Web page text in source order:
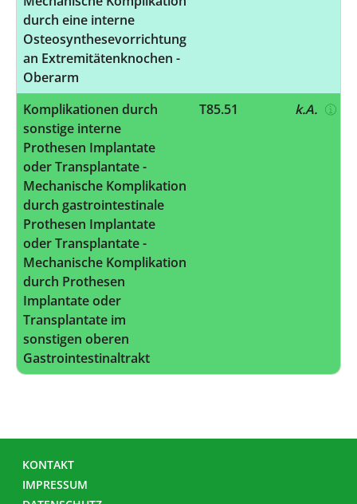
durch eine interne
Osteosynthesevorrichtung
an Extremitätenknochen -
Oberarm
Komplikationen durch
sonstige interne
Prothesen Implantate
oder Transplantate -
Mechanische Komplikation
durch gastrointestinale
Prothesen Implantate
oder Transplantate -
Mechanische Komplikation
durch Prothesen
Implantate oder
Transplantate im
sonstigen oberen
Gastrointestinaltrakt
T85.51 k.A.
KONTAKT
IMPRESSUM